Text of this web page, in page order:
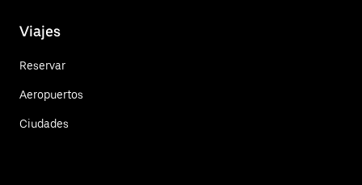
Viajes
Reservar
Aeropuertos
Ciudades